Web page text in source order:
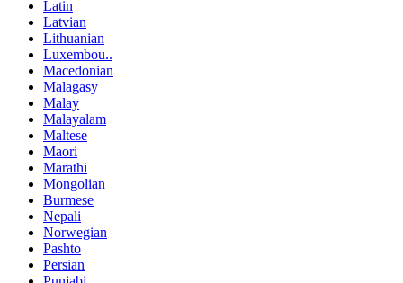
Latin
Latvian
Lithuanian
Luxembou..
Macedonian
Malagasy
Malay
Malayalam
Maltese
Maori
Marathi
Mongolian
Burmese
Nepali
Norwegian
Pashto
Persian